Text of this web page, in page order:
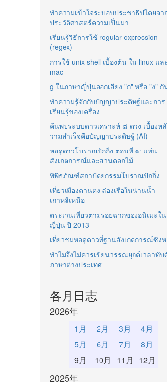
ทำความเข้าใจระบอบประชาธิปไตยจา
ประวัติศาสตร์ความเป็นมา
เรียนรู้วิธีการใช้ regular expression
(regex)
การใช้ unix shell เบื้องต้น ใน linux และ
mac
g ในภาษาญี่ปุ่นออกเสียง "ก" หรือ "ง"
ทำความรู้จักกับปัญญาประดิษฐ์และการ
เรียนรู้ของเครื่อง
ค้นพบระบบดาวเคราะห์ ๘ ดวง เบื้องห
วามสำเร็จคือปัญญาประดิษฐ์ (AI)
หอดูดาวโบราณปักกิ่ง ตอนที่ ๑: แท่น
สังเกตการณ์และสวนดอกไม้
พิพิธภัณฑ์สถาปัตยกรรมโบราณปักกิ่ง
เที่ยวเมืองตานตง ล่องเรือในน่านน้ำ
เกาหลีเหนือ
ตระเวนเที่ยวตามรอยฉากของอนิเมะใน
ญี่ปุ่น ปี 2013
เที่ยวชมหอดูดาวที่ฐานสังเกตการณ์ซิงห
ทำไมจึงไม่ควรเขียนวรรณยุกต์เวลาทับ
ภาษาต่างประเทศ
各月日志
2026年
1月 2月 3月
4月
5月
6月 7月
8月
9月
10月 11月 12月
2025年